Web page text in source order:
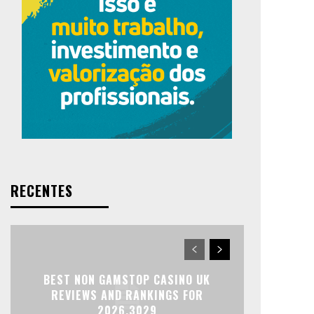
RECENTES
BEST NON GAMSTOP CASINO UK
REVIEWS AND RANKINGS FOR